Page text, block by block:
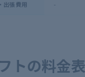
出張費用 -
トの料金表